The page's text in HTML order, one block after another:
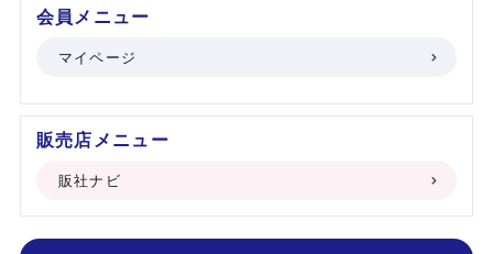
会員メニュー
マイページ
販売店メニュー
販社ナビ